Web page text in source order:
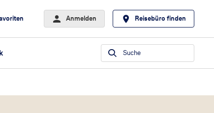
Anmelden Reisebüro finden
Suche